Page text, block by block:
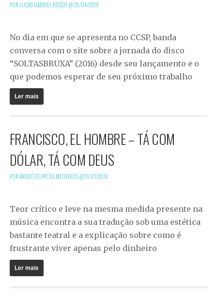
POR LUCAS GABRIEL BOSSO @26/04/2018
No dia em que se apresenta no CCSP, banda
conversa com o site sobre a jornada do disco
“SOLTASBRUXA” (2016) desde seu lançamento e o
que podemos esperar de seu próximo trabalho
Ler mais
FRANCISCO, EL HOMBRE – TÁ COM
DÓLAR, TÁ COM DEUS
POR ANDRÉ FELIPE DE MEDEIROS @11/01/2018
Teor crítico e leve na mesma medida presente na
música encontra a sua tradução sob uma estética
bastante teatral e a explicação sobre como é
frustrante viver apenas pelo dinheiro
Ler mais